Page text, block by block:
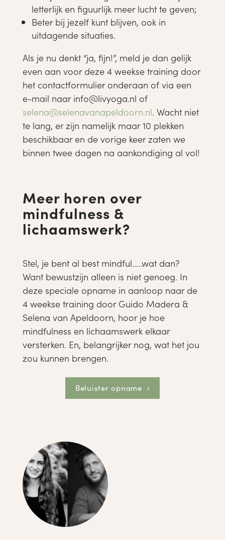
letterlijk en figuurlijk meer lucht te geven;
Beter bij jezelf kunt blijven, ook in
uitdagende situaties.
Als je nu denkt “ja, fijn!”, meld je dan gelijk
even aan voor deze 4 weekse training door
het contactformulier onderaan of via een
e-mail naar info@livyoga.nl of
selena@selenavanapeldoorn.nl. Wacht niet
te lang, er zijn namelijk maar 10 plekken
beschikbaar en de vorige keer zaten we
binnen twee dagen na aankondiging al vol!
Meer horen over
mindfulness &
lichaamswerk?
Stel, je bent al best mindful…..wat dan?
Want bewustzijn alleen is niet genoeg. In
deze speciale opname in aanloop naar de
4 weekse training door Guido Madera &
Selena van Apeldoorn, hoor je hoe
mindfulness en lichaamswerk elkaar
versterken. En, belangrijker nog, wat het jou
zou kunnen brengen.
Beluister opname